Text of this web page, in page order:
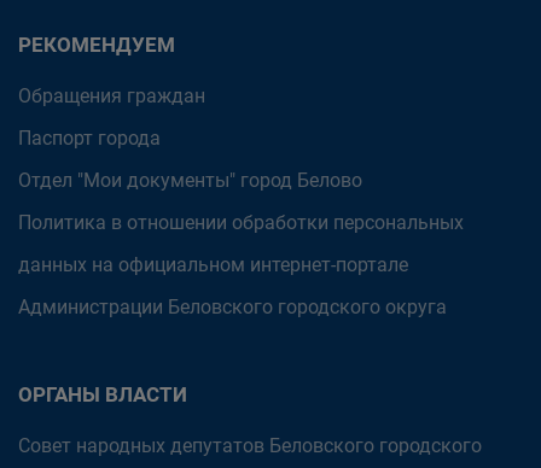
РЕКОМЕНДУЕМ
Обращения граждан
Паспорт города
Отдел "Мои документы" город Белово
Политика в отношении обработки персональных
данных на официальном интернет-портале
Администрации Беловского городского округа
ОРГАНЫ ВЛАСТИ
Совет народных депутатов Беловского городского